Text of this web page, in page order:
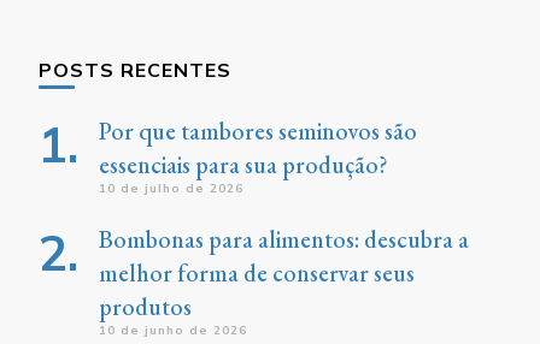
POSTS RECENTES
Por que tambores seminovos são
essenciais para sua produção?
10 de julho de 2026
Bombonas para alimentos: descubra a
melhor forma de conservar seus
produtos
10 de junho de 2026